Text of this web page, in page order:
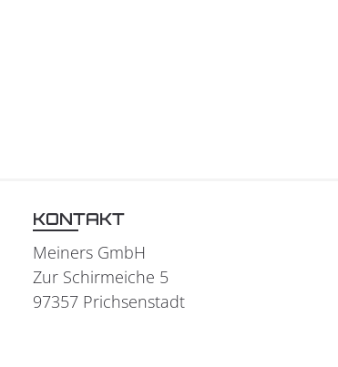
KONTAKT
Meiners GmbH
Zur Schirmeiche 5
97357 Prichsenstadt